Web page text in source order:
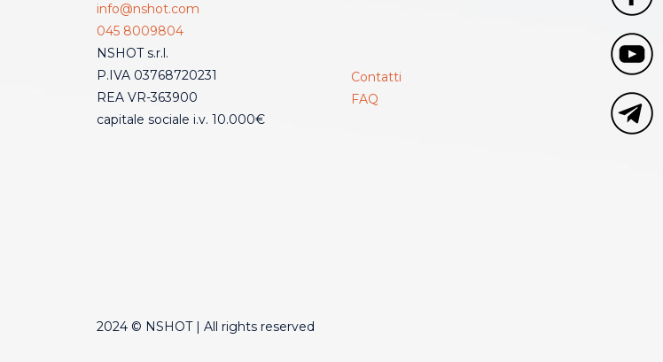
info@nshot.com
045 8009804
NSHOT s.r.l.
P.IVA 03768720231
REA VR-363900
capitale sociale i.v. 10.000€
Contatti
FAQ
2024 © NSHOT | All rights reserved